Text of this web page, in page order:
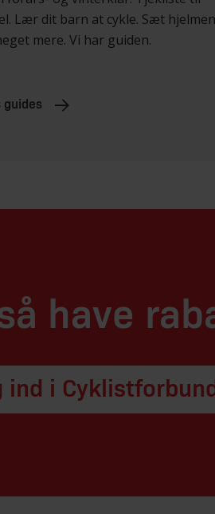
Lær dit barn at cykle. Sæt hjelmen
mere. Vi har guiden.
guides
have
ind i